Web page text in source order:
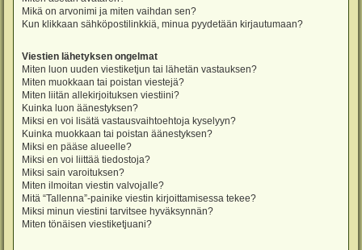
Mikä on arvonimi ja miten vaihdan sen?
Kun klikkaan sähköpostilinkkiä, minua pyydetään kirjautumaan?
Viestien lähetyksen ongelmat
Miten luon uuden viestiketjun tai lähetän vastauksen?
Miten muokkaan tai poistan viestejä?
Miten liitän allekirjoituksen viestiini?
Kuinka luon äänestyksen?
Miksi en voi lisätä vastausvaihtoehtoja kyselyyn?
Kuinka muokkaan tai poistan äänestyksen?
Miksi en pääse alueelle?
Miksi en voi liittää tiedostoja?
Miksi sain varoituksen?
Miten ilmoitan viestin valvojalle?
Mitä “Tallenna”-painike viestin kirjoittamisessa tekee?
Miksi minun viestini tarvitsee hyväksynnän?
Miten tönäisen viestiketjuani?